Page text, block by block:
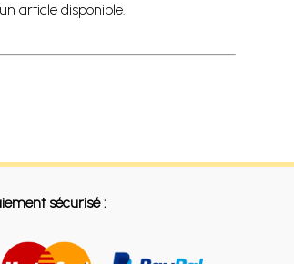
article disponible.
sécurisé :